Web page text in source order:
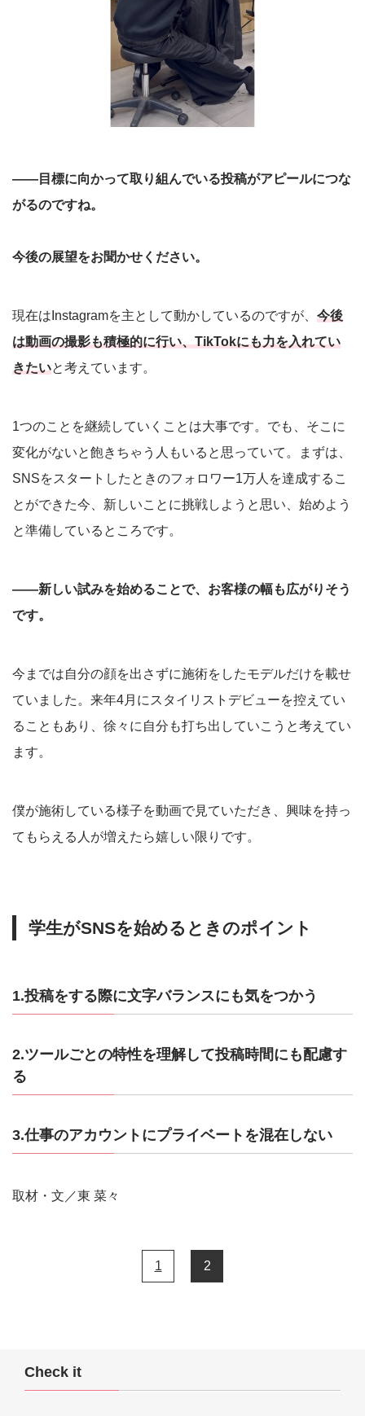
――目標に向かって取り組んでいる投稿がアピールにつな
がるのですね。
今後の展望をお聞かせください。
現在はInstagramを主として動かしているのですが、 今後
は動画の撮影も積極的に行い、TikTokにも力を入れてい
きたいと考えています。
1つのことを継続していくことは大事です。でも、そこに
変化がないと飽きちゃう人もいると思っていて。まずは、
SNSをスタートしたときのフォロワー1万人を達成するこ
とができた今、新しいことに挑戦しようと思い、始めよう
と準備しているところです。
――新しい試みを始めることで、お客様の幅も広がりそう
です。
今までは自分の顔を出さずに施術をしたモデルだけを載せ
ていました。来年4月にスタイリストデビューを控えてい
ることもあり、徐々に自分も打ち出していこうと考えてい
ます。
僕が施術している様子を動画で見ていただき、興味を持っ
てもらえる人が増えたら嬉しい限りです。
学生がSNSを始めるときのポイント
1.投稿をする際に文字バランスにも気をつかう
2.ツールごとの特性を理解して投稿時間にも配慮す
る
3.仕事のアカウントにプライベートを混在しない
取材・文／東 菜々
1 2
Check it